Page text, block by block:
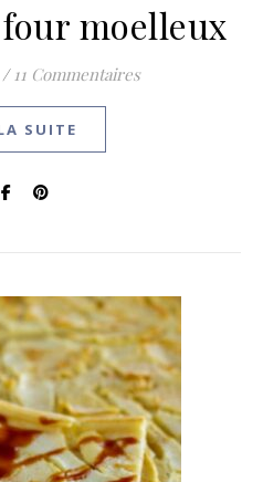
moelleux
/ 11 Commentaires
SUITE